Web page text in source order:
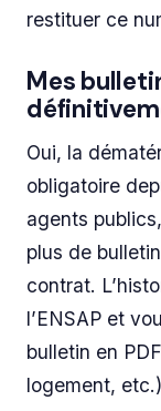
restituer ce
Mes
Oui, la
obligatoire
agents
plus de
contrat.
l’ENSAP et
bulletin en
logement,